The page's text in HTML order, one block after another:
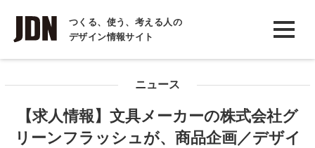
つくる、使う、考える人の
デザイン情報サイト
INTERVIEW
インタビュー
COLUMN
ニュース
【求人情報】文具メーカーの株式会社グ
リーンフラッシュが、商品企画／デザイ